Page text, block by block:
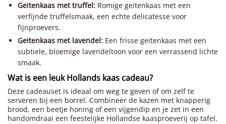
Geitenkaas met truffel: Romige geitenkaas met een
verfijnde truffelsmaak, een echte delicatesse voor
fijnproevers.
Geitenkaas met lavendel: Een frisse geitenkaas met een
subtiele, bloemige lavendeltoon voor een verrassend lichte
smaak.
Wat is een leuk Hollands kaas cadeau?
Deze cadeauset is ideaal om weg te geven of om zelf te
serveren bij een borrel. Combineer de kazen met knapperig
brood, een beetje honing of een vijgendip en je zet in een
handomdraai een feestelijke Hollandse kaasproeverij op tafel.